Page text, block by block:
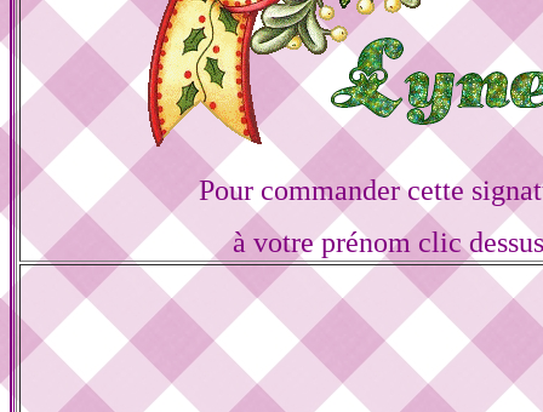
Pour commander cette
à votre prénom clic dessus